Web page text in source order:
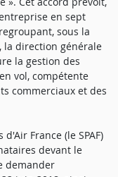
en sept
sous la
la direction générale
la gestion des
vol, compétente
commerciaux et des
France (le SPAF)
devant le
demander